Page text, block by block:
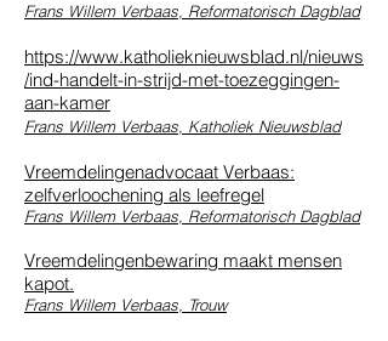
Frans Willem Verbaas, Reformatorisch Dagblad
https://www.katholieknieuwsblad.nl/nieuws
/ind-handelt-in-strijd-met-toezeggingen-
aan-kamer
Frans Willem Verbaas, Katholiek Nieuwsblad
Vreemdelingenadvocaat Verbaas:
zelfverloochening als leefregel
Frans Willem Verbaas, Reformatorisch Dagblad
Vreemdelingenbewaring maakt mensen
kapot.
Frans Willem Verbaas, Trouw